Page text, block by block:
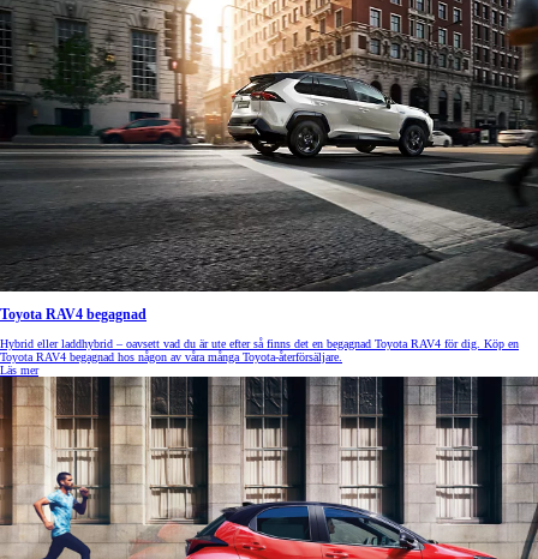
Toyota RAV4 begagnad
Hybrid eller laddhybrid – oavsett vad du är ute efter så finns det en begagnad Toyota RAV4 för dig. Köp en
Toyota RAV4 begagnad hos någon av våra många Toyota-återförsäljare.
Läs mer